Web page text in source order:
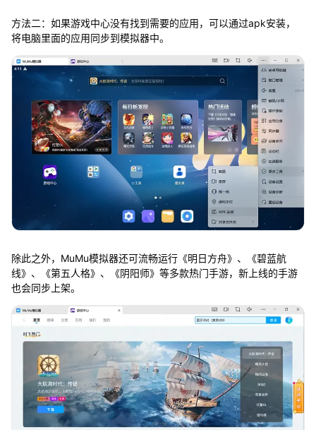
方法二：如果游戏中心没有找到需要的应用，可以通过apk安装，
将电脑里面的应用同步到模拟器中。
除此之外，MuMu模拟器还可流畅运行《明日方舟》、《碧蓝航
线》、《第五人格》、《阴阳师》等多款热门手游，新上线的手游
也会同步上架。